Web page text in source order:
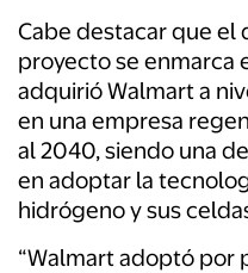
Cabe destacar que el
proyecto se enmarca
adquirió Walmart a
en una empresa
al 2040, siendo una
en adoptar la
hidrógeno y sus
“Walmart adoptó por